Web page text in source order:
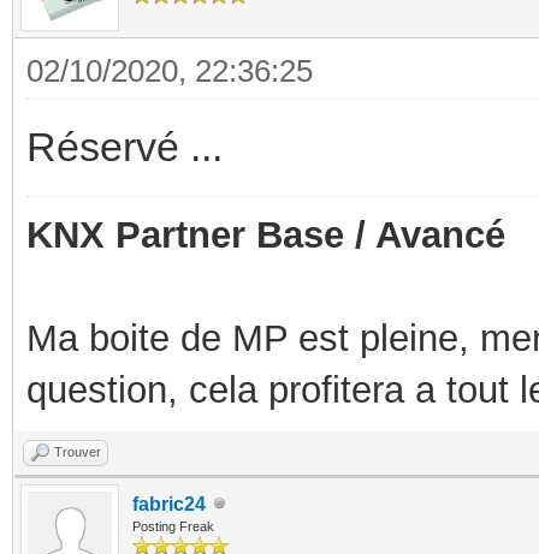
02/10/2020, 22:36:25
Réservé ...
KNX Partner Base / Avancé
Ma boite de MP est pleine,
question, cela profitera a tout
Trouver
fabric24
Posting Freak